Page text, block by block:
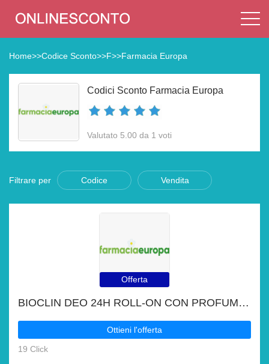
Home>>Codice Sconto>>F>>Farmacia Europa
Codici Sconto Farmacia Europa
Valutato 5.00 da 1 voti
Filtrare per Codice Vendita
Offerta
BIOCLIN DEO 24H ROLL-ON CON PROFUMO | 5% al 8% di sconto
Ottieni l'offerta
19 Click